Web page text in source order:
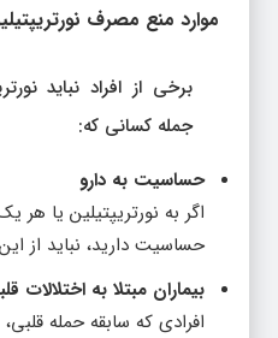
موارد منع مصرف
برخی از افراد نباید
جمله کسانی که:
حساسیت به دارو
اگر به نورتریپتیلین یا
حساسیت دارید، نباید از
بیماران مبتلا به اختلالات
افرادی که سابقه حمله